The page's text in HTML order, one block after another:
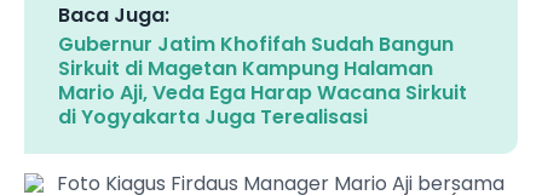
Baca Juga:
Gubernur Jatim Khofifah Sudah Bangun
Sirkuit di Magetan Kampung Halaman
Mario Aji, Veda Ega Harap Wacana Sirkuit
di Yogyakarta Juga Terealisasi